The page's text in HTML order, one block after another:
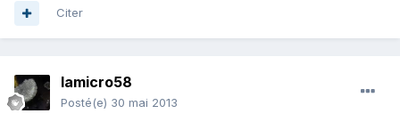
Citer
lamicro58
Posté(e) 30 mai 2013